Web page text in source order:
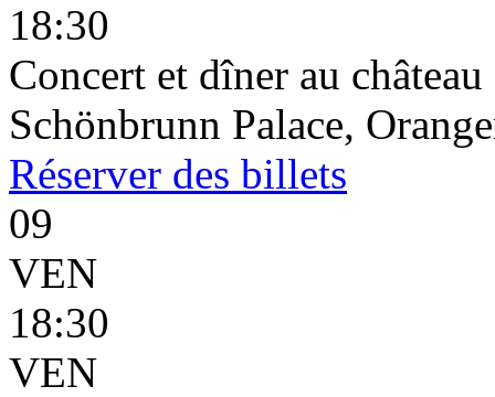
18:30
Concert et dîner au
Schönbrunn Palace,
Réserver des billets
09
VEN
18:30
VEN